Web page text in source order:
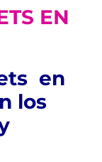
EN
en
los